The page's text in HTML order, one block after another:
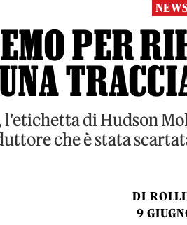
PER
l'etichetta di Hudson
che è stata
DI
9